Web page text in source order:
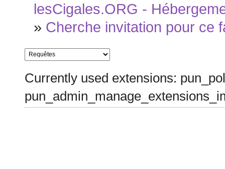
lesCigales.ORG -
» Cherche invitation pour ce
Currently used extensions: